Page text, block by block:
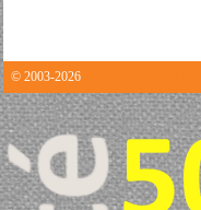
© 2003-2026